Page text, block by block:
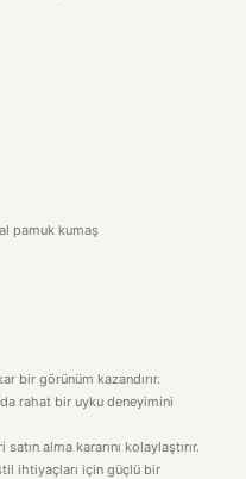
pamuk kumaş
bir görünüm kazandırır.
rahat bir uyku deneyimini
alma kararını kolaylaştırır.
ihtiyaçları için güçlü bir